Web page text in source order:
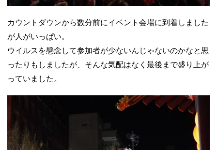
カウントダウンから数分前にイベント会場に到着しました
が人がいっぱい。
ウイルスを懸念して参加者が少ないんじゃないのかなと思
ったりもしましたが、そんな気配はなく最後まで盛り上が
っていました。